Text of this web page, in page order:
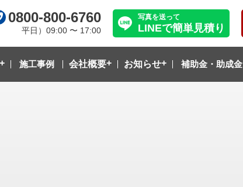
0800-800-6760
平日）09:00 〜 17:00
写真を送って
LINEで簡単見積り
施工事例 会社概要 お知らせ 補助金・助成金